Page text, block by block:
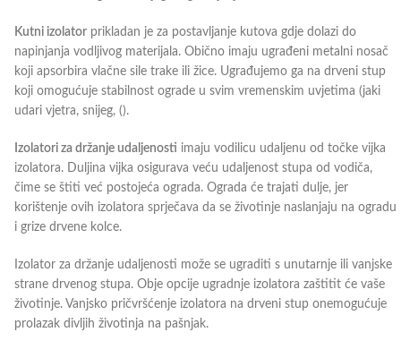
Kutni izolator prikladan je za postavljanje kutova gdje dolazi do
napinjanja vodljivog materijala. Obično imaju ugrađeni metalni nosač
koji apsorbira vlačne sile trake ili žice. Ugrađujemo ga na drveni stup
koji omogućuje stabilnost ograde u svim vremenskim uvjetima (jaki
udari vjetra, snijeg, ().
Izolatori za držanje udaljenosti imaju vodilicu udaljenu od točke vijka
izolatora. Duljina vijka osigurava veću udaljenost stupa od vodiča,
čime se štiti već postojeća ograda. Ograda će trajati dulje, jer
korištenje ovih izolatora sprječava da se životinje naslanjaju na ogradu
i grize drvene kolce.
Izolator za držanje udaljenosti može se ugraditi s unutarnje ili vanjske
strane drvenog stupa. Obje opcije ugradnje izolatora zaštitit će vaše
životinje. Vanjsko pričvršćenje izolatora na drveni stup onemogućuje
prolazak divljih životinja na pašnjak.